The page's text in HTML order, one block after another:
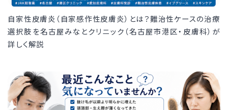
自家性皮膚炎（自家感作性皮膚炎）とは？難治性ケースの治療
選択肢を名古屋みなとクリニック（名古屋市港区・皮膚科）が
詳しく解説